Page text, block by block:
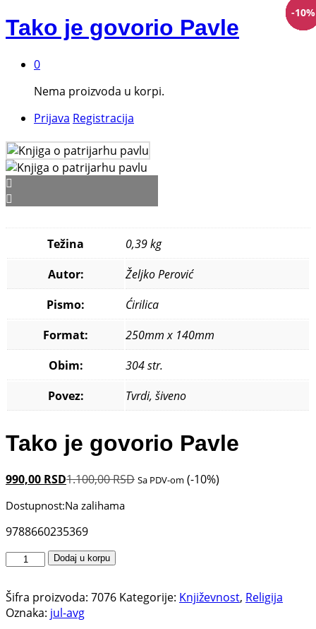
Tako je govorio Pavle
0
Nema proizvoda u korpi.
Prijava Registracija
Težina
0,39 kg
Autor:
Željko Perović
Pismo:
Ćirilica
Format:
250mm x 140mm
Obim:
304 str.
Povez:
Tvrdi, šiveno
Tako je govorio Pavle
990,00 RSD1.100,00RSD Sa PDV-om (-10%)
Dostupnost:Na zalihama
9788660235369
Tako
govorio
Pavle
količina
Dodaj u korpu
Šifra proizvoda: 7076 Kategorije: Književnost, Religija
Oznaka: jul-avg
-10%
-10%
-10%
-10%
-15%
-10%
-10%